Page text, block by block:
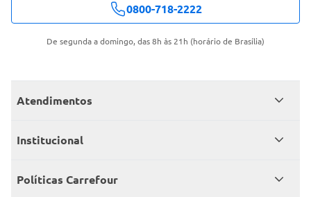
0800-718-2222
De segunda a domingo, das 8h às 21h (horário de Brasília)
Atendimentos
Meus pedidos
Institucional
Grupo Carrefour Brasil
Políticas Carrefour